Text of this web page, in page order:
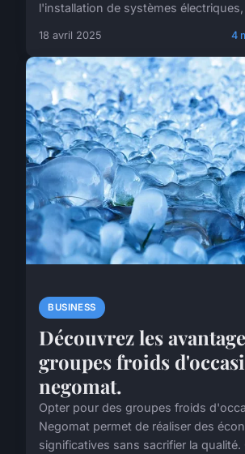
l'installation de systèmes
18 avril 2025 4
BUSINESS
Découvrez les
groupes froids
negomat.
Opter pour des groupes froids
Negomat permet de réaliser des
significatives sans sacrifier la qualité.